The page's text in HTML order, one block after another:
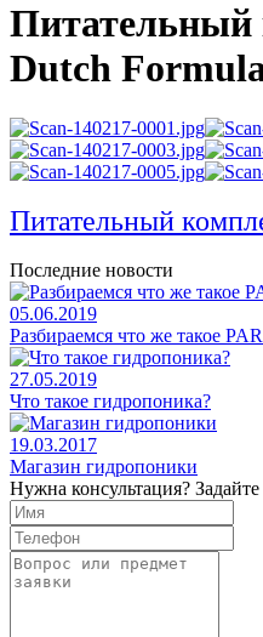
Питательный
Dutch
Питательный
Последние новости
05.06.2019
Разбираемся что же такое
27.05.2019
Что такое гидропоника?
19.03.2017
Магазин гидропоники
Нужна консультация?